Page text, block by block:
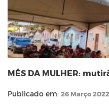
MÊS DA MULHER:
Publicado em: 26 Março 2022